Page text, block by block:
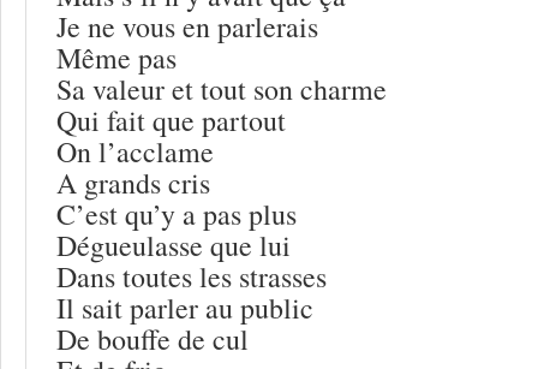
Je ne vous en parlerais
Même pas
Sa valeur et tout son charme
Qui fait que partout
On l’acclame
A grands cris
C’est qu’y a pas plus
Dégueulasse que lui
Dans toutes les strasses
Il sait parler au public
De bouffe de cul